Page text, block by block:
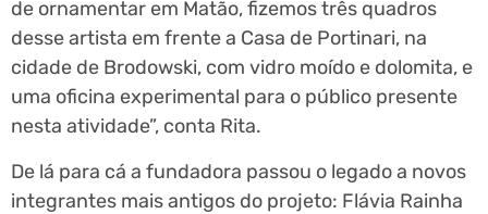
de ornamentar em Matão, fizemos três quadros
desse artista em frente a Casa de Portinari, na
cidade de Brodowski, com vidro moído e dolomita, e
uma oficina experimental para o público presente
nesta atividade”, conta Rita.
De lá para cá a fundadora passou o legado a novos
integrantes mais antigos do projeto: Flávia Rainha